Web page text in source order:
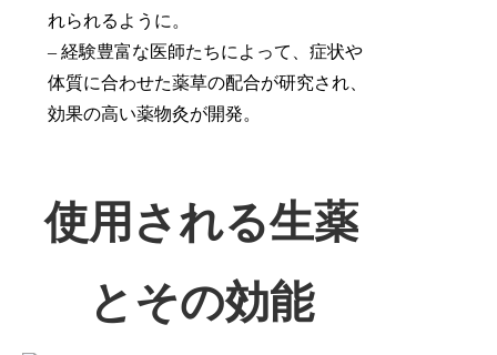
れられるように。
– 経験豊富な医師たちによって、症状や
体質に合わせた薬草の配合が研究され、
効果の高い薬物灸が開発。
使用される生薬
とその効能